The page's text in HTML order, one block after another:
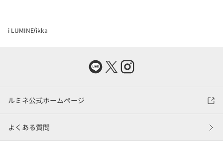
i LUMINE ikka
ルミネ公式ホームページ
よくある質問